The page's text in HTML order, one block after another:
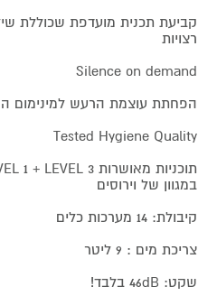
קביעת תכנית מועדפת שכוללת
רצויות
Silence on demand
הפחתת עוצמת הרעש למינימום
Tested Hygiene Quality
במגוון של וירוסים
קיבולת: 14 מערכות כלים
צריכת מים : 9 ליטר
שקט: 46dB בלבד!